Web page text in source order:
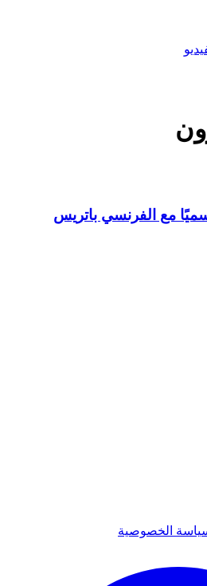
مع الفرنسي باتريس
الخصوصية